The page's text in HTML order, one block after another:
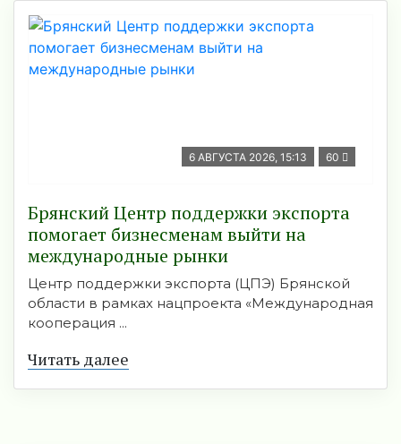
6 АВГУСТА 2026, 15:13 60
Брянский Центр поддержки экспорта
помогает бизнесменам выйти на
международные рынки
Центр поддержки экспорта (ЦПЭ) Брянской
области в рамках нацпроекта «Международная
кооперация ...
Читать далее